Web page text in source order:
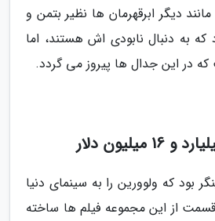
دیگر ابرقهرمان ها نظیر بتمن و
که به دنبال نابودی اش هستند، اما
در این جدال ها پیروز می گردد.
بود که ولوورین را به سینمای دنیا
معرفی کرد. تاکنون 11 قسمت از این مجموعه فیلم ها ساخته